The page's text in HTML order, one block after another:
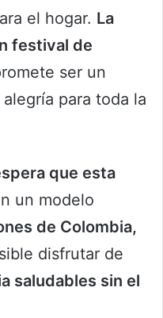
el hogar. La
festival de
ser un
para toda la
que esta
un modelo
de Colombia,
disfrutar de
saludables sin el